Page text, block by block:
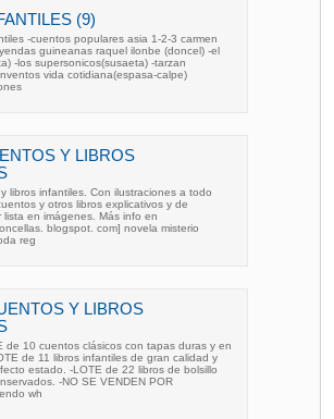
(9)
-cuentos populares asia 1-2-3 carmen
guineanas raquel ilonbe (doncel) -el
-los supersonicos(susaeta) -tarzan
vida cotidiana(espasa-calpe)
Y LIBROS
libros infantiles. Con ilustraciones a todo
y otros libros explicativos y de
lista en imágenes. Más info en
blogspot. com] novela misterio
reg
Y LIBROS
de 10 cuentos clásicos con tapas duras y en
de 11 libros infantiles de gran calidad y
estado. -LOTE de 22 libros de bolsillo
-NO SE VENDEN POR
wh